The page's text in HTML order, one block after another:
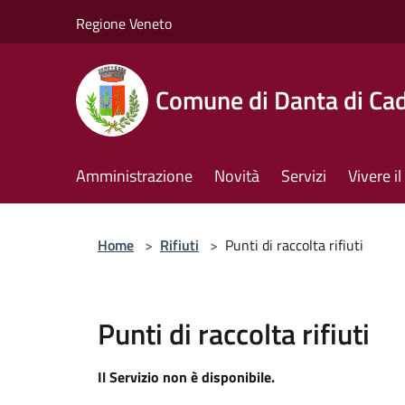
Regione Veneto
Comune di Danta di
Amministrazione Novità Servizi Vivere
Home > Rifiuti > Punti di raccolta rifiuti
Punti di raccolta rifiuti
Il Servizio non è disponibile.